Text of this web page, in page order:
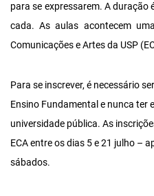
para se expressarem. A duração
cada. As aulas acontecem
Comunicações e Artes da USP
Para se inscrever, é necessário
Ensino Fundamental e nunca ter
universidade pública. As
ECA entre os dias 5 e 21 julho ­–
sábados.